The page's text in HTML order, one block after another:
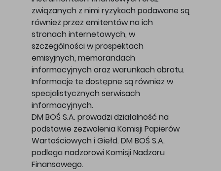
związanych z nimi ryzykach podawane są
również przez emitentów na ich
stronach internetowych, w
szczególności w prospektach
emisyjnych, memorandach
informacyjnych oraz warunkach obrotu.
Informacje te dostępne są również w
specjalistycznych serwisach
informacyjnych.
DM BOŚ S.A. prowadzi działalność na
podstawie zezwolenia Komisji Papierów
Wartościowych i Giełd. DM BOŚ S.A.
podlega nadzorowi Komisji Nadzoru
Finansowego.